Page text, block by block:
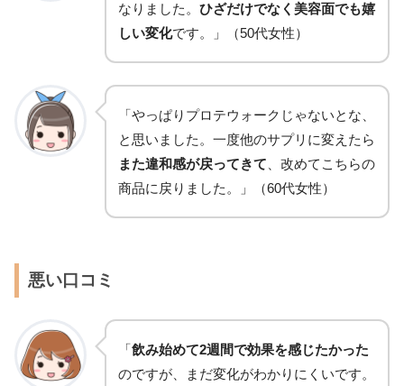
なりました。 ひざだけでなく美容面でも嬉
しい変化です。」（50代女性）
「やっぱりプロテウォークじゃないとな、
と思いました。一度他のサプリに変えたら
また違和感が戻ってきて、改めてこちらの
商品に戻りました。」（60代女性）
悪い口コミ
「飲み始めて2週間で効果を感じたかった
のですが、まだ変化がわかりにくいです。